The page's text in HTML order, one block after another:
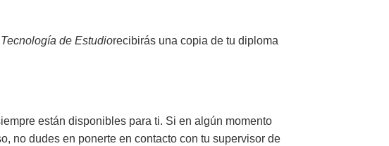
de Estudiorecibirás una copia de tu diploma
están disponibles para ti. Si en algún momento
no dudes en ponerte en contacto con tu supervisor de